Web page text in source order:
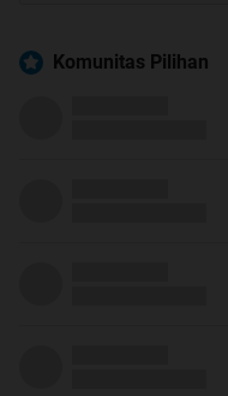
Komunitas Pilihan